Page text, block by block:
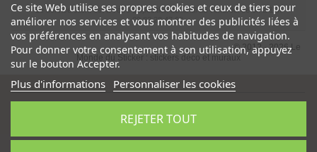
Le service client est a votre disposition du lundi au vendredi de 8h à 17h
09.82.28.47.69.
© 2012 - 2026 Le
Monde du Sticker :
stickers déco et muraux
Sticker formule un rouge n° 16-Catégorie
Ce site Web utilise ses propres cookies et ceux de tiers pour
améliorer nos services et vous montrer des publicités liées à
vos préférences en analysant vos habitudes de navigation.
Pour donner votre consentement à son utilisation, appuyez
sur le bouton Accepter.
Plus d'informations Personnaliser les cookies
REJETER TOUT